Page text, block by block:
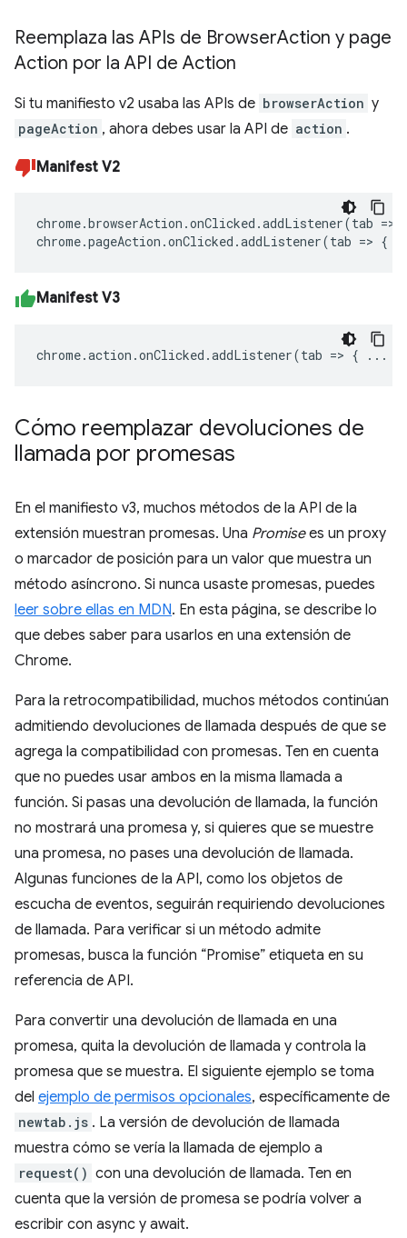
Reemplaza las APIs de BrowserAction y page
Action por la API de Action
Si tu manifiesto v2 usaba las APIs de browserAction y
pageAction , ahora debes usar la API de action .
Manifest V2
chrome.browserAction .onClicked .addListener(tab =>
chrome.pageAction .onClicked .addListener(tab => {
Manifest V3
chrome.action .onClicked .addListener(tab => { ...
Cómo reemplazar devoluciones de
llamada por promesas
En el manifiesto v3, muchos métodos de la API de la
extensión muestran promesas. Una Promisees un proxy
o marcador de posición para un valor que muestra un
método asíncrono. Si nunca usaste promesas, puedes
leer sobre ellas en MDN. En esta página, se describe lo
que debes saber para usarlos en una extensión de
Chrome.
Para la retrocompatibilidad, muchos métodos continúan
admitiendo devoluciones de llamada después de que se
agrega la compatibilidad con promesas. Ten en cuenta
que no puedes usar ambos en la misma llamada a
función. Si pasas una devolución de llamada, la función
no mostrará una promesa y, si quieres que se muestre
una promesa, no pases una devolución de llamada.
Algunas funciones de la API, como los objetos de
escucha de eventos, seguirán requiriendo devoluciones
de llamada. Para verificar si un método admite
promesas, busca la función “Promise” etiqueta en su
referencia de API.
Para convertir una devolución de llamada en una
promesa, quita la devolución de llamada y controla la
promesa que se muestra. El siguiente ejemplo se toma
del ejemplo de permisos opcionales, específicamente de
newtab.js . La versión de devolución de llamada
muestra cómo se vería la llamada de ejemplo a
request() con una devolución de llamada. Ten en
cuenta que la versión de promesa se podría volver a
escribir con async y await.